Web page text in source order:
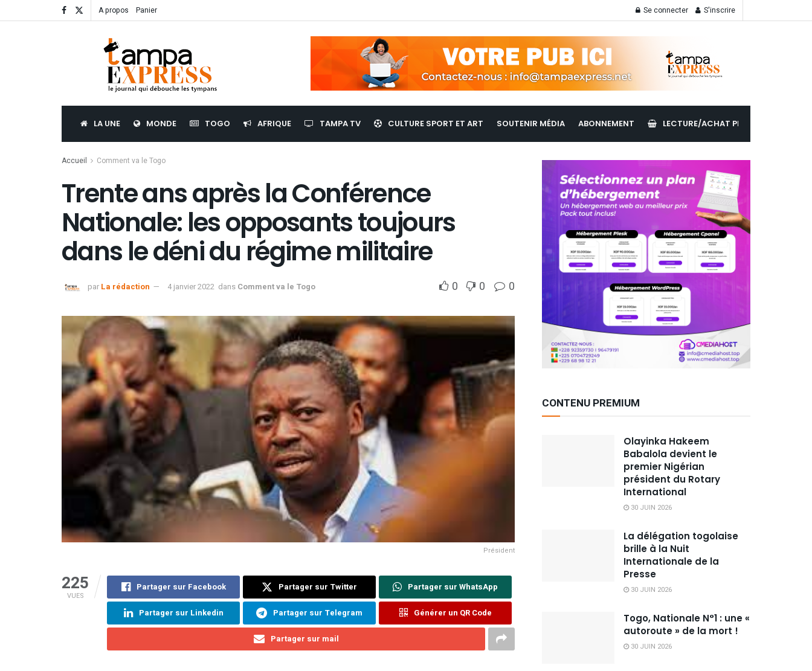
A propos Panier Se connecter S'inscrire
LA UNE MONDE TOGO AFRIQUE TAMPA TV CULTURE SPORT ET ART SOUTENIR MÉDIA ABONNEMENT LECTURE/ACHAT PDF
Accueil Comment va le Togo
Trente ans après la Conférence
Nationale: les opposants toujours
dans le déni du régime militaire
par La rédaction 4 janvier 2022 dans Comment va le Togo 0 0 0
Président
225
VUES
Partager sur Facebook Partager sur Twitter Partager sur WhatsApp
Partager sur Linkedin Partager sur Telegram Générer un QR Code
Partager sur mail
CONTENU PREMIUM
Olayinka Hakeem
Babalola devient le
premier Nigérian
président du Rotary
International
30 JUIN 2026
La délégation togolaise
brille à la Nuit
Internationale de la
Presse
30 JUIN 2026
Togo, Nationale N°1 : une «
autoroute » de la mort !
30 JUIN 2026